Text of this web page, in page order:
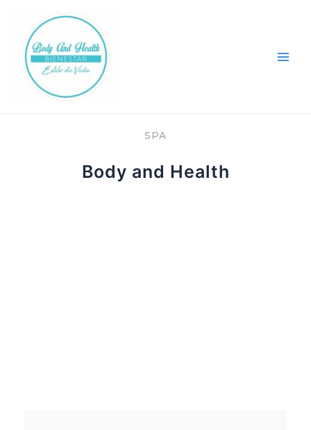
contenido
SPA
Body and Health